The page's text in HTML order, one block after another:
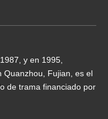
y en 1995,
Quanzhou, Fujian, es el
de trama financiado por